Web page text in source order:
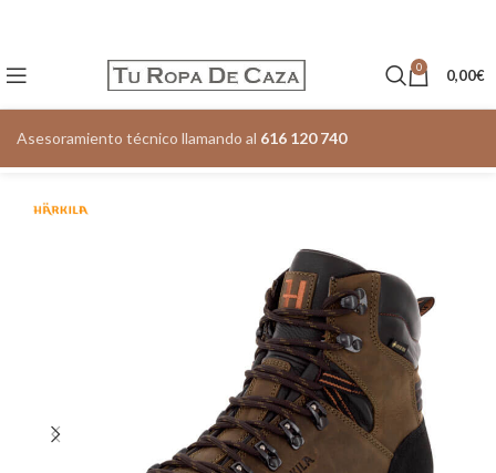
0 0,00€
Asesoramiento técnico llamando al 616 120 740